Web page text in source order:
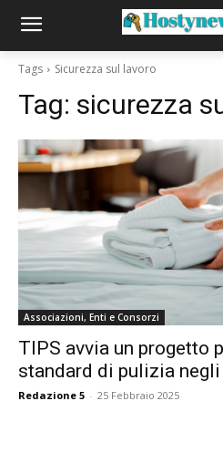
Tags Sicurezza sul lavoro
Tag: sicurezza
Associazioni, Enti e Consorzi
TIPS avvia un progetto
standard di pulizia
Redazione 5 - 25 Febbraio 2025